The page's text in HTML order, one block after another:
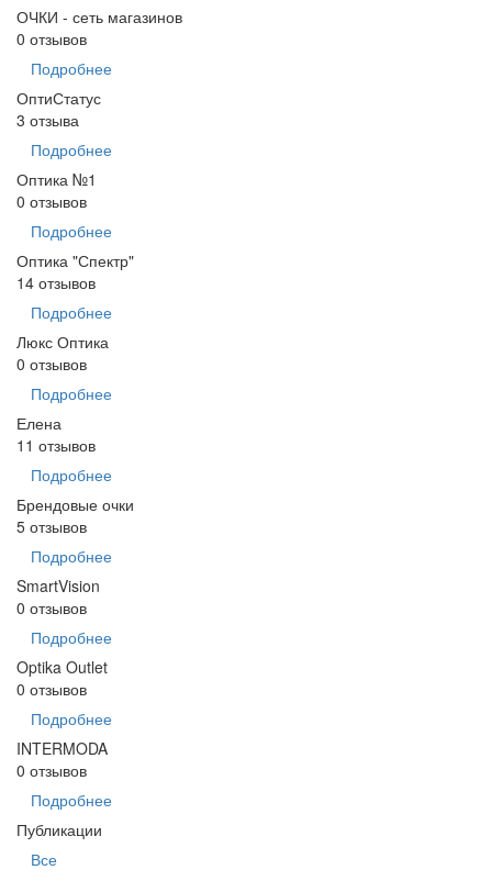
ОЧКИ - сеть магазинов
0 отзывов
Подробнее
ОптиСтатус
3 отзыва
Подробнее
Оптика №1
0 отзывов
Подробнее
Оптика "Спектр"
14 отзывов
Подробнее
Люкс Оптика
0 отзывов
Подробнее
Елена
11 отзывов
Подробнее
Брендовые очки
5 отзывов
Подробнее
SmartVision
0 отзывов
Подробнее
Optika Outlet
0 отзывов
Подробнее
INTERMODA
0 отзывов
Подробнее
Публикации
Все